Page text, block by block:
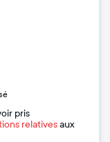
pris
relativesaux